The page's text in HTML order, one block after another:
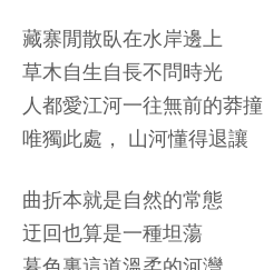
藏寨閒散臥在水岸邊上
草木自生自長不問時光
人都愛江河一往無前的莽撞
唯獨此處， 山河懂得退讓
曲折本就是自然的常態
迂回也算是一種坦蕩